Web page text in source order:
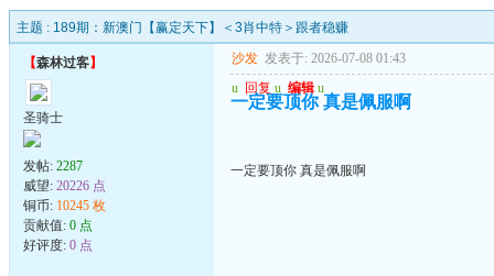
主题 : 189期：新澳门【赢定天下】＜3肖中特＞跟者稳赚
【森林过客】
圣骑士
发帖: 2287
威望: 20226 点
铜币: 10245 枚
贡献值: 0 点
好评度: 0 点
沙发 发表于: 2026-07-08 01:43
u 回复 u 编辑 u
一定要顶你 真是佩服啊
一定要顶你 真是佩服啊